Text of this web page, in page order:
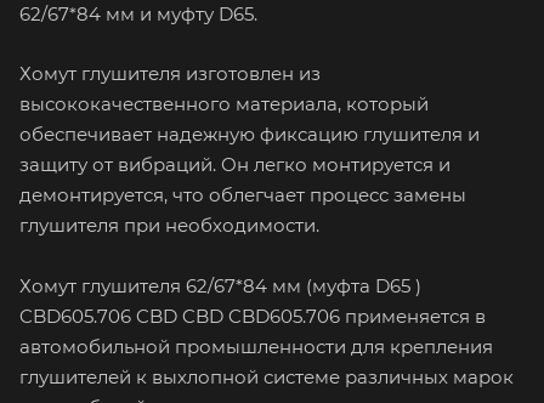
62/67*84 мм и муфту D65.
Хомут глушителя изготовлен из
высококачественного материала, который
обеспечивает надежную фиксацию глушителя и
защиту от вибраций. Он легко монтируется и
демонтируется, что облегчает процесс замены
глушителя при необходимости.
Хомут глушителя 62/67*84 мм (муфта D65 )
CBD605.706 CBD CBD CBD605.706 применяется в
автомобильной промышленности для крепления
глушителей к выхлопной системе различных марок